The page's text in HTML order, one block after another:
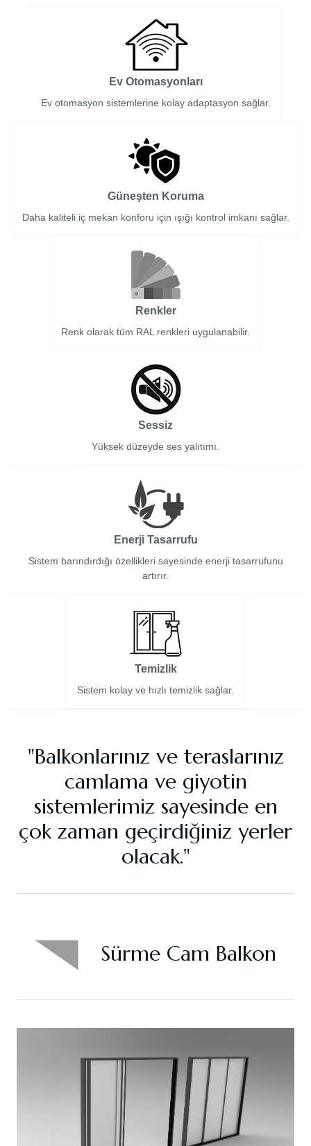
Ev Otomasyonları
Ev otomasyon sistemlerine kolay adaptasyon sağlar.
Güneşten Koruma
Daha kaliteli iç mekan konforu için ışığı kontrol imkanı sağlar.
Renkler
Renk olarak tüm RAL renkleri uygulanabilir.
Sessiz
Yüksek düzeyde ses yalıtımı.
Enerji Tasarrufu
Sistem barındırdığı özellikleri sayesinde enerji tasarrufunu
artırır.
Temizlik
Sistem kolay ve hızlı temizlik sağlar.
"Balkonlarınız ve teraslarınız
camlama ve giyotin
sistemlerimiz sayesinde en
çok zaman geçirdiğiniz yerler
olacak."
Sürme Cam Balkon